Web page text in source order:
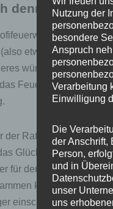
denn als
zu einer
etwa 15-25 Euro je
wünscht, oder mit
Feuerwerk ja nicht
der Rat, dass man sich
Glück in der Ehe
für den gemeinsamen
kann die
einschränken muss,
Nutzung der
besondere
Anspruch
Verarbeitung
Einwilligung
Die
der Anschrift,
Person,
und in
unser
uns